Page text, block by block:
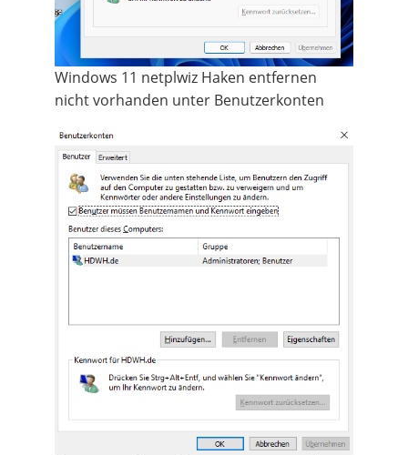
Windows 11 netplwiz Haken entfernen
nicht vorhanden unter Benutzerkonten